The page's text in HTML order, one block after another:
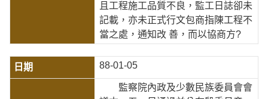
且工程施工品質不良，監工日誌卻未
記載，亦未正式行文包商指陳工程不
當之處，通知改 善，而以協商方?
88-01-05
監察院內政及少數民族委員會會